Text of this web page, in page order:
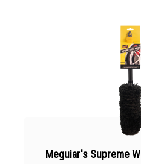
Meguiar's Supreme